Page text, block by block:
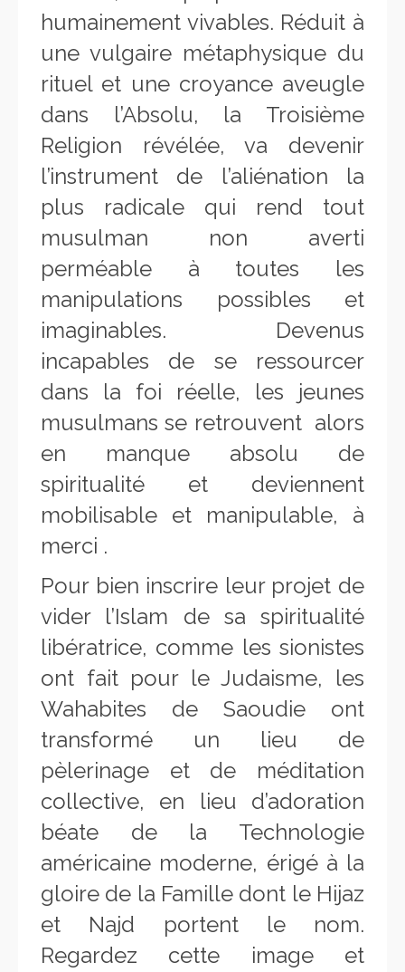
humainement vivables. Réduit à
une vulgaire métaphysique du
rituel et une croyance aveugle
dans l’Absolu, la Troisième
Religion révélée, va devenir
l’instrument de l’aliénation la
plus radicale qui rend tout
musulman non averti
perméable à toutes les
manipulations possibles et
imaginables. Devenus
incapables de se ressourcer
dans la foi réelle, les jeunes
musulmans se retrouvent alors
en manque absolu de
spiritualité et deviennent
mobilisable et manipulable, à
merci .
Pour bien inscrire leur projet de
vider l’Islam de sa spiritualité
libératrice, comme les sionistes
ont fait pour le Judaisme, les
Wahabites de Saoudie ont
transformé un lieu de
pèlerinage et de méditation
collective, en lieu d’adoration
béate de la Technologie
américaine moderne, érigé à la
gloire de la Famille dont le Hijaz
et Najd portent le nom.
Regardez cette image et